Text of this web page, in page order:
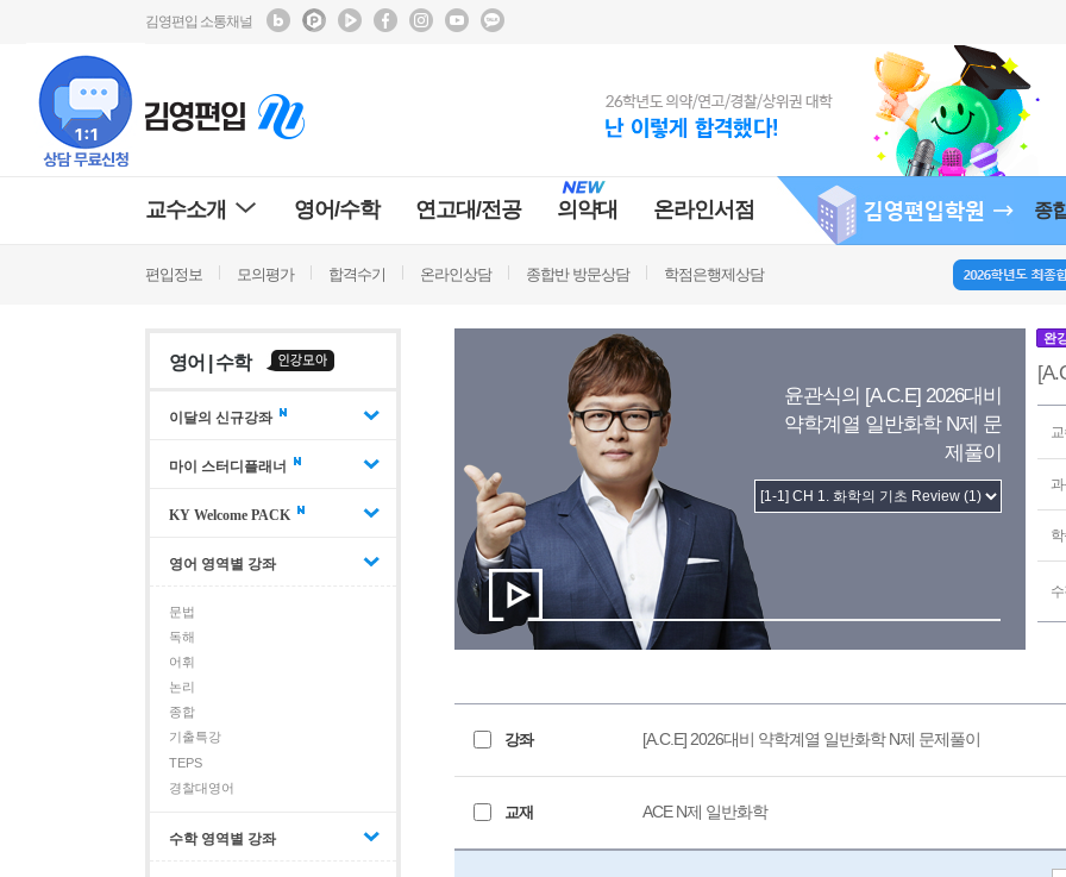
김영편입 소통채널
교수소개 영어/수학 연고대/전공 의약대 온라인서점 종
편입정보 모의평가 합격수기 온라인상담 종합반 방문상담 학점은행제상담
영어 | 수학
이달의 신규강좌
마이 스터디플래너
KY Welcome PACK
영어 영역별 강좌
문법
독해
어휘
논리
종합
기출특강
TEPS
경찰대영어
수학 영역별 강좌
윤관식의 [A.C.E] 2026대비
약학계열 일반화학 N제 문
제풀이
완
강좌 [A.C.E] 2026대비 약학계열 일반화학 N제 문제풀이
교재 ACE N제 일반화학